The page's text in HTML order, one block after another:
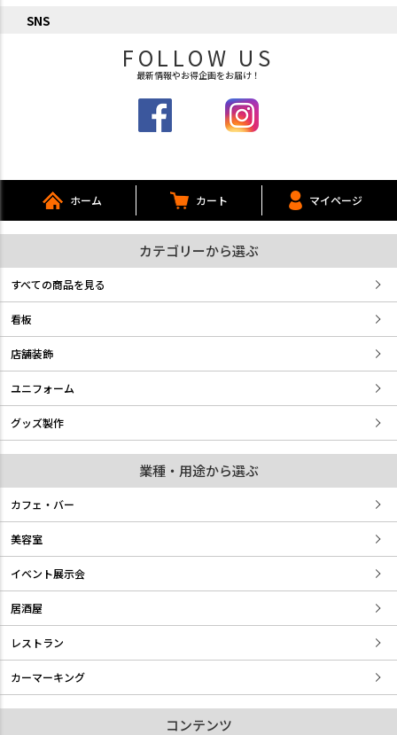
SNS
FOLLOW US
最新情報やお得企画をお届け！
ホーム カート マイページ
カテゴリーから選ぶ
すべての商品を見る
看板
店舗装飾
ユニフォーム
グッズ製作
業種・用途から選ぶ
カフェ・バー
美容室
イベント展示会
居酒屋
レストラン
カーマーキング
コンテンツ